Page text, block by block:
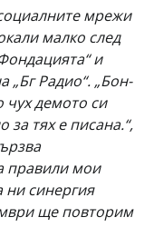
мрежи
малко след
и
„Бг Радио“. „Бон-
чух демото си
за тях е писана.“,
правили мои
ни синергия
ще повторим